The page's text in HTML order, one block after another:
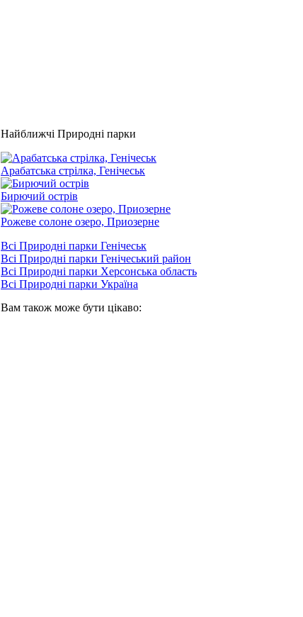
Найближчі Природні парки
Арабатська стрілка, Генічеськ
Бирючий острів
Рожеве солоне озеро, Приозерне
Всі Природні парки Генічеськ
Всі Природні парки Генічеський район
Всі Природні парки Херсонська область
Всі Природні парки Україна
Вам також може бути цікаво: